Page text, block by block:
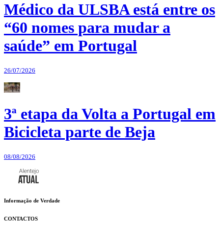
Médico da ULSBA está entre os
“60 nomes para mudar a
saúde” em Portugal
26/07/2026
3ª etapa da Volta a Portugal em
Bicicleta parte de Beja
08/08/2026
Informação de Verdade
CONTACTOS